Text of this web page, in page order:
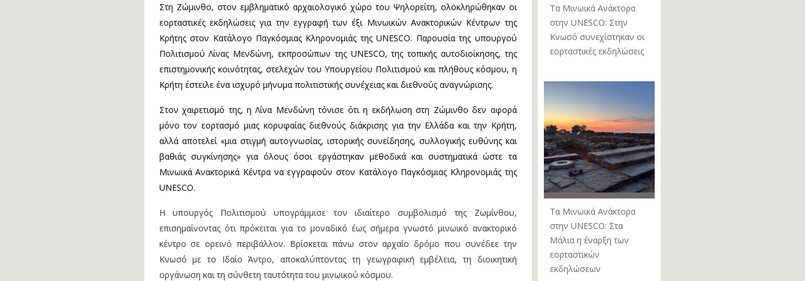
Στη Ζώμινθο, στον εμβληματικό αρχαιολογικό χώρο του Ψηλορείτη, ολοκληρώθηκαν οι
εορταστικές εκδηλώσεις για την εγγραφή των έξι Μινωικών Ανακτορικών Κέντρων της
Κρήτης στον Κατάλογο Παγκόσμιας Κληρονομιάς της UNESCO. Παρουσία της υπουργού
Πολιτισμού Λίνας Μενδώνη, εκπροσώπων της UNESCO, της τοπικής αυτοδιοίκησης, της
επιστημονικής κοινότητας, στελεχών του Υπουργείου Πολιτισμού και πλήθους κόσμου, η
Κρήτη έστειλε ένα ισχυρό μήνυμα πολιτιστικής συνέχειας και διεθνούς αναγνώρισης.
Στον χαιρετισμό της, η Λίνα Μενδώνη τόνισε ότι η εκδήλωση στη Ζώμινθο δεν αφορά
μόνο τον εορτασμό μιας κορυφαίας διεθνούς διάκρισης για την Ελλάδα και την Κρήτη,
αλλά αποτελεί «μια στιγμή αυτογνωσίας, ιστορικής συνείδησης, συλλογικής ευθύνης και
βαθιάς συγκίνησης» για όλους όσοι εργάστηκαν μεθοδικά και συστηματικά ώστε τα
Μινωικά Ανακτορικά Κέντρα να εγγραφούν στον Κατάλογο Παγκόσμιας Κληρονομιάς της
UNESCO.
Η υπουργός Πολιτισμού υπογράμμισε τον ιδιαίτερο συμβολισμό της Ζωμίνθου,
επισημαίνοντας ότι πρόκειται για το μοναδικό έως σήμερα γνωστό μινωικό ανακτορικό
κέντρο σε ορεινό περιβάλλον. Βρίσκεται πάνω στον αρχαίο δρόμο που συνέδεε την
Κνωσό με το Ιδαίο Άντρο, αποκαλύπτοντας τη γεωγραφική εμβέλεια, τη διοικητική
οργάνωση και τη σύνθετη ταυτότητα του μινωικού κόσμου.
Τα Μινωικά Ανάκτορα
στην UNESCO: Στην
Κνωσό συνεχίστηκαν οι
εορταστικές εκδηλώσεις
Τα Μινωικά Ανάκτορα
στην UNESCO: Στα
Μάλια η έναρξη των
εορταστικών
εκδηλώσεων